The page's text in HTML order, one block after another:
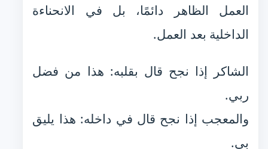
العمل الظاهر دائمًا، بل في الانحناءة
الداخلية بعد العمل.
الشاكر إذا نجح قال بقلبه: هذا من فضل
ربي.
والمعجب إذا نجح قال في داخله: هذا يليق
بي.